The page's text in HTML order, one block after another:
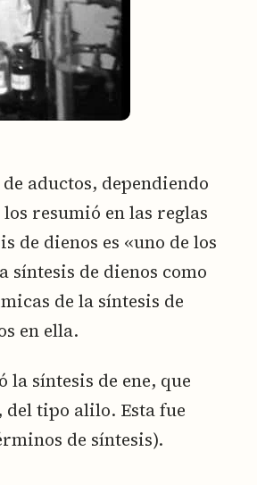
aductos, dependiendo
resumió en las reglas
de dienos es «uno de los
de dienos como
de la síntesis de
en ella.
la síntesis de ene, que
tipo alilo. Esta fue
de síntesis).